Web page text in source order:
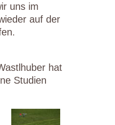
uns im
auf der
hat
Studien